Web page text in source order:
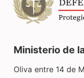
Ministerio de
Oliva entre 14 de